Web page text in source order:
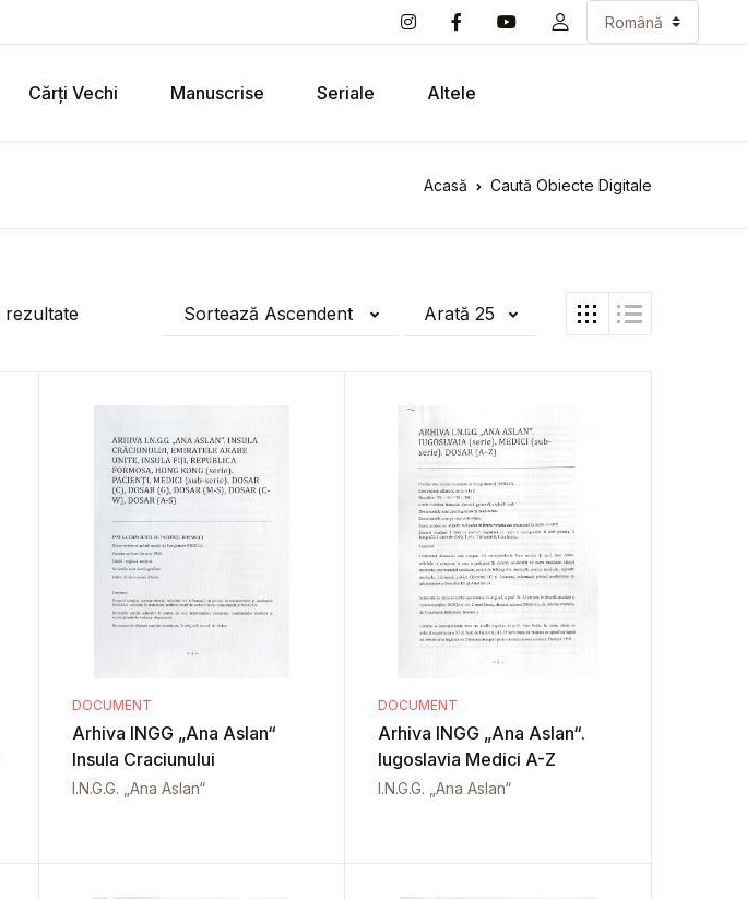
Cărți Vechi Manuscrise Seriale Altele
Acasă Caută Obiecte Digitale
rezultate Sortează Ascendent Arată 25
DOCUMENT
Arhiva INGG „Ana Aslan“
Insula Craciunului
I.N.G.G. „Ana Aslan“
DOCUMENT
Arhiva INGG „Ana Aslan“.
Iugoslavia Medici A-Z
I.N.G.G. „Ana Aslan“